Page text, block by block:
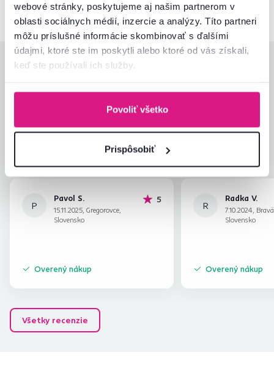
webové stránky, poskytujeme aj našim partnerom v
oblasti sociálnych médií, inzercie a analýzy. Títo partneri
môžu príslušné informácie skombinovať s ďalšími
údajmi, ktoré ste im poskytli alebo ktoré od vás získali,
keď ste používali ich služby.
Povoliť všetko
Prispôsobiť
Hodnotenia produktu
3recenzie
Jednoduchosť montáže
5,0
Kvalita výrobku
Zodpovedá očakávaniam
5,0
Pomer hodnoty a ceny
P
Pavol S.
15.11.2025, Gregorovce,
Slovensko
5hviezdičiek
Overený nákup
R
Radka V.
7.10.2024,
Slovensko
Overený nákup
Všetky recenzie